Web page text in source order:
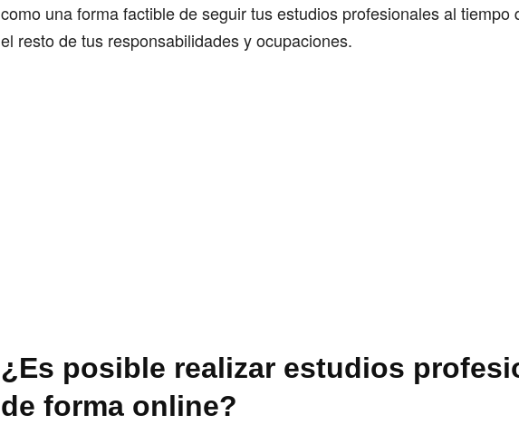
como una forma factible de seguir tus estudios profesionales al tiempo
el resto de tus responsabilidades y ocupaciones.
¿Es posible realizar estudios
de forma online?